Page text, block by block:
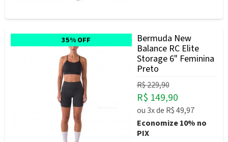
35% OFF
Bermuda New
Balance RC Elite
Storage 6" Feminina
Preto
R$ 229,90
R$ 149,90
ou3xde R$ 49,97
Economize10% no
PIX